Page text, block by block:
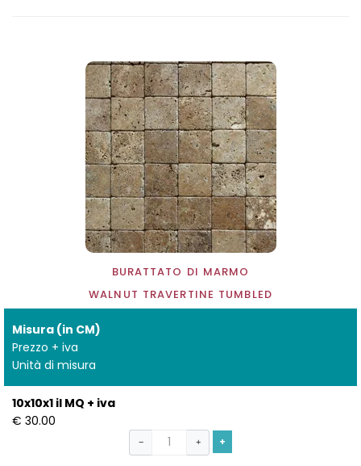
BURATTATO DI MARMO
WALNUT TRAVERTINE TUMBLED
Misura (in CM)
Prezzo + iva
Unità di misura
10x10x1 il MQ + iva
€ 30.00
− + +